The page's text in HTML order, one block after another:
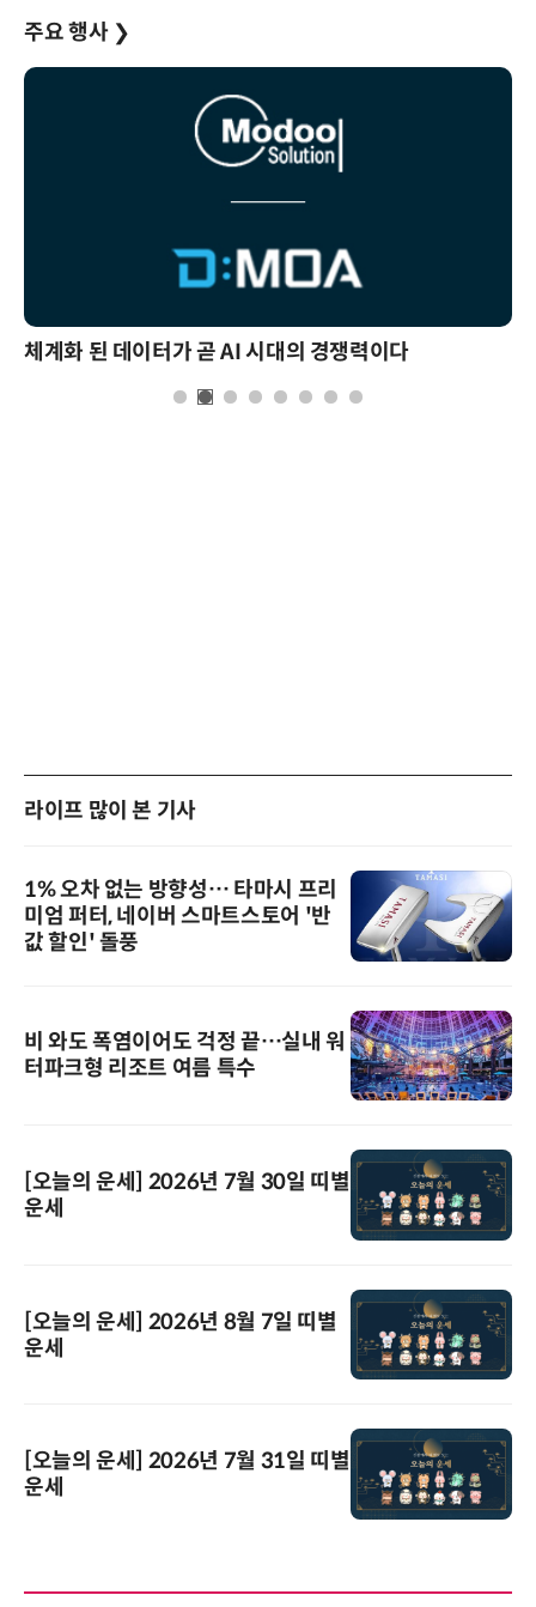
주요 행사 ❯
체계화 된 데이터가 곧 AI 시대의 경쟁력이다
라이프 많이 본 기사
1% 오차 없는 방향성… 타마시 프리
미엄 퍼터, 네이버 스마트스토어 '반
값 할인' 돌풍
비 와도 폭염이어도 걱정 끝…실내 워
터파크형 리조트 여름 특수
[오늘의 운세] 2026년 7월 30일 띠별
운세
[오늘의 운세] 2026년 8월 7일 띠별
운세
[오늘의 운세] 2026년 7월 31일 띠별
운세